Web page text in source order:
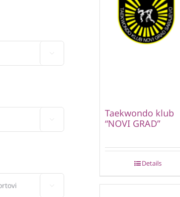
Taekwondo klub
“NOVI GRAD”
Details